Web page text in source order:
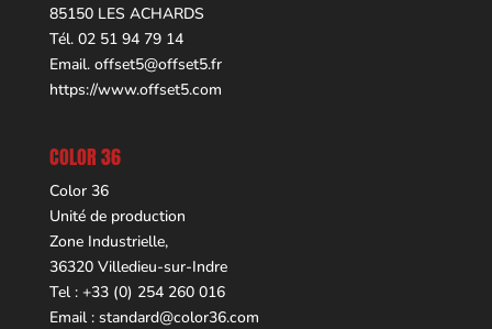
85150 LES ACHARDS
Tél. 02 51 94 79 14
Email. offset5@offset5.fr
https://www.offset5.com
COLOR 36
Color 36
Unité de production
Zone Industrielle,
36320 Villedieu-sur-Indre
Tel : +33 (0) 254 260 016
Email : standard@color36.com